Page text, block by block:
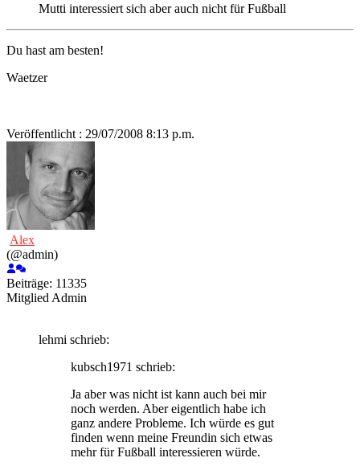
Mutti interessiert sich aber auch nicht für Fußball
Du hast am besten!
Waetzer
Veröffentlicht : 29/07/2008 8:13 p.m.
Alex
(@admin)
Beiträge: 11335
Mitglied Admin
lehmi schrieb:
kubsch1971 schrieb:
Ja aber was nicht ist kann auch bei mir
noch werden. Aber eigentlich habe ich
ganz andere Probleme. Ich würde es gut
finden wenn meine Freundin sich etwas
mehr für Fußball interessieren würde.